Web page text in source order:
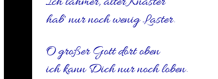
hab' nur noch wenig Laster.
O großer Gott dort oben
ich kann Dich nur noch loben.